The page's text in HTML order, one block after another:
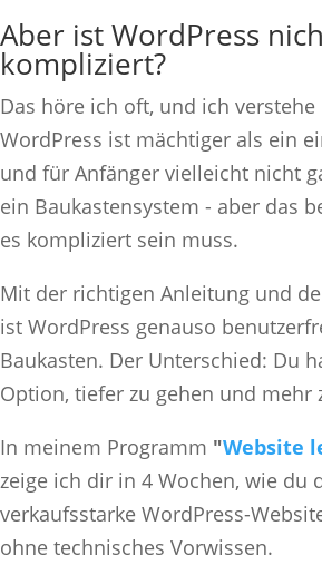
Aber ist WordPress
kompliziert?
Das höre ich oft, und ich verstehe
WordPress ist mächtiger als ein
und für Anfänger vielleicht nicht
ein Baukastensystem - aber das
es kompliziert sein muss.
Mit der richtigen Anleitung und
ist WordPress genauso
Baukasten. Der Unterschied: Du
Option, tiefer zu gehen und mehr
In meinem Programm "Website
zeige ich dir in 4 Wochen, wie du
verkaufsstarke WordPress-
ohne technisches Vorwissen.